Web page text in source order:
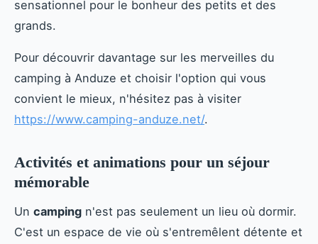
sensationnel pour le bonheur des petits et des
grands.
Pour découvrir davantage sur les merveilles du
camping à Anduze et choisir l'option qui vous
convient le mieux, n'hésitez pas à visiter
https://www.camping-anduze.net/.
Activités et animations pour un séjour
mémorable
Un camping n'est pas seulement un lieu où dormir.
C'est un espace de vie où s'entremêlent détente et